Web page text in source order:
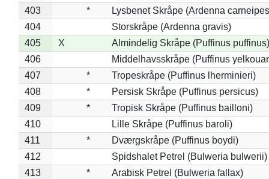
403
*
Lysbenet Skråpe (Ardenna
404
Storskråpe (Ardenna gravis)
405
X
Almindelig Skråpe (Puffinus puffinus)
406
Middelhavsskråpe (Puffinus
407
*
Tropeskråpe (Puffinus lherminieri)
408
*
Persisk Skråpe (Puffinus persicus)
409
*
Tropisk Skråpe (Puffinus bailloni)
410
Lille Skråpe (Puffinus baroli)
411
*
Dværgskråpe (Puffinus boydi)
412
Spidshalet Petrel (Bulweria bulwerii)
413
*
Arabisk Petrel (Bulweria fallax)